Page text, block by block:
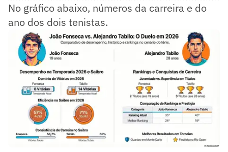
No gráfico abaixo, números da carreira e do
ano dos dois tenistas.